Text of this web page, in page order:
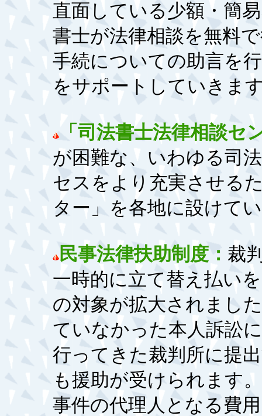
直面している少額・簡
書士が法律相談を無料
手続についての助言を
をサポートしていきま
「司法書士法律相談セ
が困難な、いわゆる司
セスをより充実させる
ター」を各地に設けて
民事法律扶助制度： 裁
一時的に立て替え払い
の対象が拡大されまし
ていなかった本人訴訟
行ってきた裁判所に提
も援助が受けられます
事件の代理人となる費